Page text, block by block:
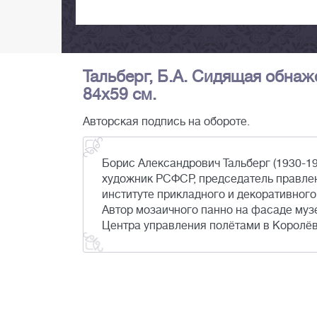
Тальберг, Б.А. Сидящая
84х59 см.
Авторская подпись на обороте.
Борис Александрович Тальберг
художник РСФСР, председатель
институте прикладного и
Автор мозаичного панно на фасаде
Центра управления полётами в